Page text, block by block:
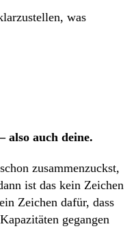
was
also auch deine.
zusammenzuckst,
ist das kein Zeichen
Zeichen dafür, dass
gegangen